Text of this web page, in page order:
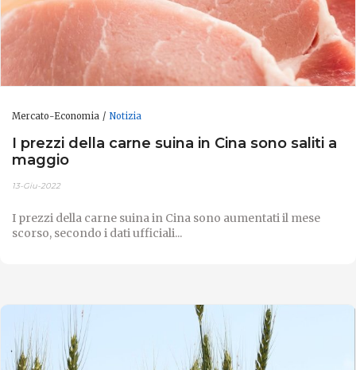
Mercato-Economia Notizia
I prezzi della carne suina in Cina sono saliti a
maggio
13-Giu-2022
I prezzi della carne suina in Cina sono aumentati il ​​mese
scorso, secondo i dati ufficiali...